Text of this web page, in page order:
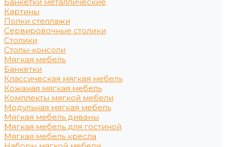
Картины
Полки стеллажи
Сервировочные столики
Столики
Столы-консоли
Мягкая мебель
Банкетки
Классическая мягкая мебель
Кожаная мягкая мебель
Комплекты мягкой мебели
Модульная мягкая мебель
Мягкая мебель диваны
Мягкая мебель для гостиной
Мягкая мебель кресла